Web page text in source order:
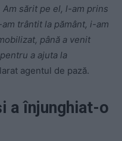
sărit pe el, l-am prins
trântit la pământ, i-am
până a venit
a ajuta la
agentul de pază.
a înjunghiat-o